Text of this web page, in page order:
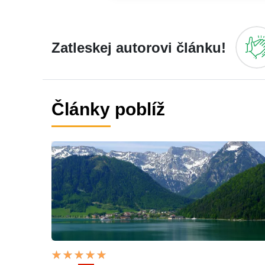
Zatleskej autorovi článku!
Články poblíž